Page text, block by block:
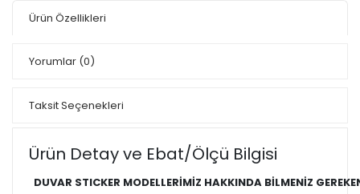
Ürün Özellikleri
Yorumlar (0)
Taksit Seçenekleri
Ürün Detay ve Ebat/Ölçü Bilgisi
DUVAR STICKER MODELLERİMİZ HAKKINDA BİLMENİZ